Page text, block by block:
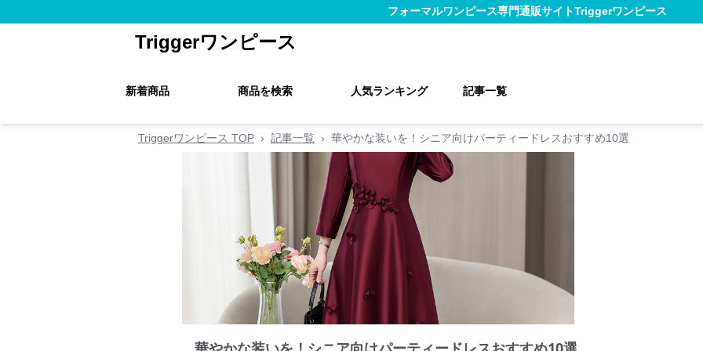
フォーマルワンピース専門通販サイトTriggerワンピース
Triggerワンピース
新着商品 商品を検索 人気ランキング 記事一覧
Triggerワンピース TOP › 記事一覧 › 華やかな装いを！シニア向けパーティードレスおすすめ10選